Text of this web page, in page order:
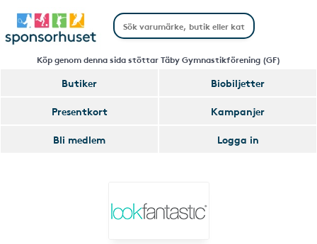
Köp genom denna sida stöttar Täby Gymnastikförening (GF)
Butiker
Biobiljetter
Presentkort
Kampanjer
Bli medlem
Logga in